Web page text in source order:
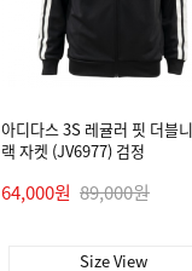
아디다스 3S 레귤러 핏 더블
랙 자켓 (JV6977) 검정
64,000원 89,000원
Size View